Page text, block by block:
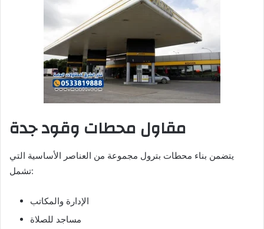
مقاول محطات وقود جدة
يتضمن بناء محطات بترول مجموعة من العناصر الأساسية التي
تشمل:
الإدارة والمكاتب
مساجد للصلاة